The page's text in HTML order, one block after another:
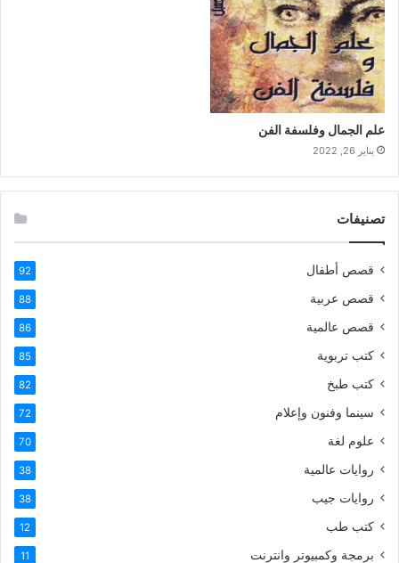
علم الجمال وفلسفة الفن
يناير 26, 2022
تصنيفات
قصص أطفال 92
قصص عربية 88
قصص عالمية 86
كتب تربوية 85
كتب طبخ 82
سينما وفنون وإعلام 72
علوم لغة 70
روايات عالمية 38
روايات جيب 38
كتب طب 12
برمجة وكمبيوتر وانترنت 11